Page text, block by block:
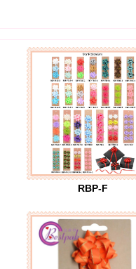
RBP-F